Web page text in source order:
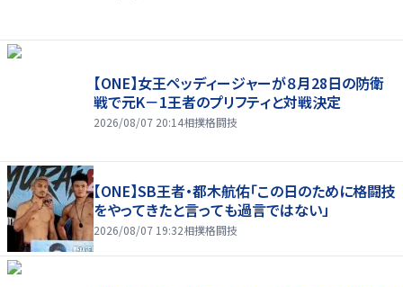
【ONE】女王ペッディージャーが８月28日の防衛
戦で元K－1王者のプリフティと対戦決定
2026/08/07 20:14相撲格闘技
【ONE】SB王者・都木航佑「この日のために格闘技
をやってきたと言っても過言ではない」
2026/08/07 19:32相撲格闘技